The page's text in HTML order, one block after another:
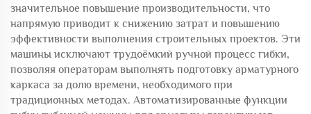
значительное повышение производительности, что
напрямую приводит к снижению затрат и повышению
эффективности выполнения строительных проектов. Эти
машины исключают трудоёмкий ручной процесс гибки,
позволяя операторам выполнять подготовку арматурного
каркаса за долю времени, необходимого при
традиционных методах. Автоматизированные функции